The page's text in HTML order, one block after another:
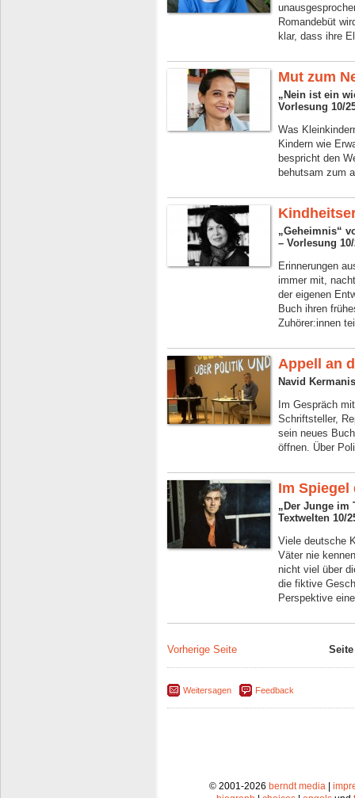
Romandebüt
klar, dass ihre
Mut zum
„Nein ist ein
Vorlesung 10/
Was
Kindern wie
bespricht den
behutsam zum
„Geheimnis“
– Vorlesung
Erinnerungen
immer mit,
der eigenen
Buch ihren
Zuhörer:innen
Appell an
Navid
Im Gespräch
Schriftsteller,
sein neues
öffnen. Über
Im Spiegel
„Der Junge im
Textwelten 10/
Viele deutsche
Väter nie
nicht viel über
die fiktive
Perspektive
Vorherige Seite
Weitersagen Feedback
© 2001-2026 berndt media|